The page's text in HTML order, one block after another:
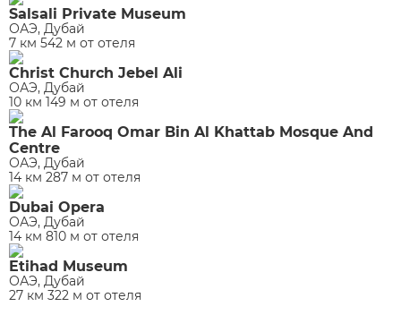
Salsali Private Museum
ОАЭ, Дубай
7 км 542 м от отеля
Christ Church Jebel Ali
ОАЭ, Дубай
10 км 149 м от отеля
The Al Farooq Omar Bin Al Khattab Mosque And
Centre
ОАЭ, Дубай
14 км 287 м от отеля
Dubai Opera
ОАЭ, Дубай
14 км 810 м от отеля
Etihad Museum
ОАЭ, Дубай
27 км 322 м от отеля